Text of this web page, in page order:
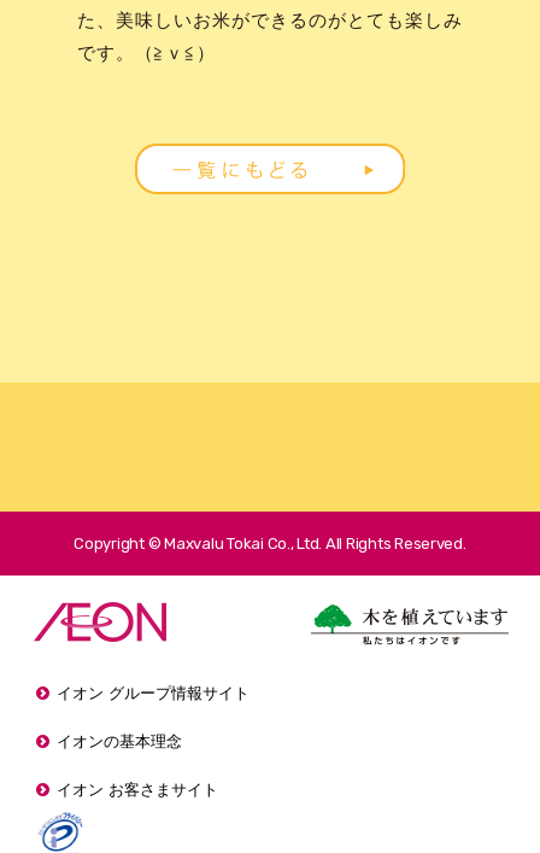
た、美味しいお米ができるのがとても楽しみ
です。（≧ｖ≦）
Copyright © Maxvalu Tokai Co., Ltd. All Rights Reserved.
イオン グループ情報サイト
イオンの基本理念
イオン お客さまサイト